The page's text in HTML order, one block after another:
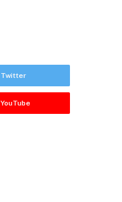
Twitter
YouTube